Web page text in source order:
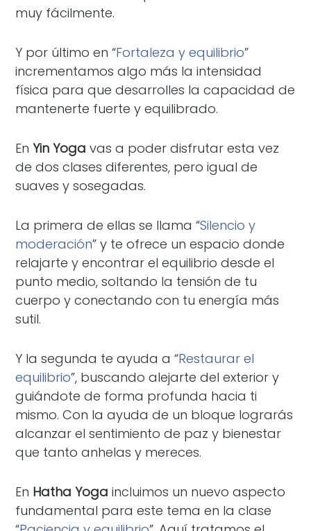
muy fácilmente.
Y por último en “Fortaleza y equilibrio”
incrementamos algo más la intensidad
física para que desarrolles la capacidad de
mantenerte fuerte y equilibrado.
EnYin Yoga vas a poder disfrutar esta vez
de dos clases diferentes, pero igual de
suaves y sosegadas.
La primera de ellas se llama “Silencio y
moderación” y te ofrece un espacio donde
relajarte y encontrar el equilibrio desde el
punto medio, soltando la tensión de tu
cuerpo y conectando con tu energía más
sutil.
Y la segunda te ayuda a “Restaurar el
equilibrio”, buscando alejarte del exterior y
guiándote de forma profunda hacia ti
mismo. Con la ayuda de un bloque lograrás
alcanzar el sentimiento de paz y bienestar
que tanto anhelas y mereces.
En Hatha Yoga incluimos un nuevo aspecto
fundamental para este tema en la clase